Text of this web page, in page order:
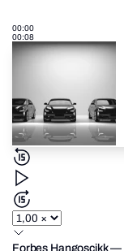
00:00
00:08
Forbes Hangoscikk—